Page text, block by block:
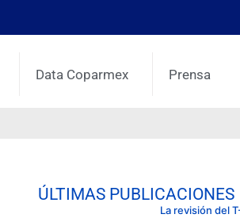
Data Coparmex Prensa
ÚLTIMAS PUBLICACIONES
La revisión del